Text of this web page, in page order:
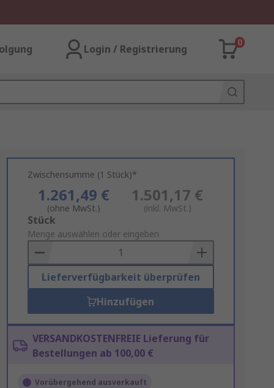
Login / Registrierung
0
Zwischensumme (1 Stück)*
1.261,49 €
(ohne MwSt.)
1.501,17 €
(inkl. MwSt.)
Add
to
Basket
Stück
Menge auswählen oder eingeben
Lieferverfügbarkeit überprüfen
Hinzufügen
VERSANDKOSTENFREIE Lieferung für
Bestellungen ab 100,00 €
Vorübergehend ausverkauft